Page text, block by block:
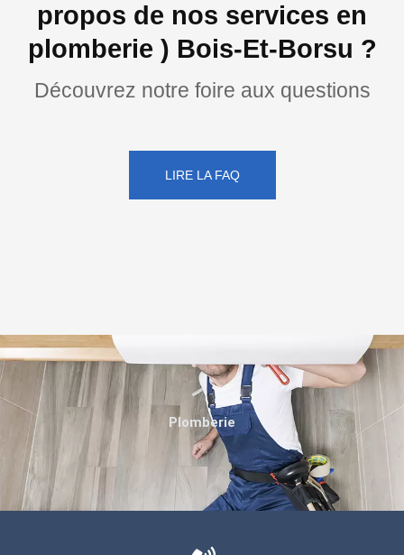
propos de nos services en
plomberie ) Bois-Et-Borsu ?
Découvrez notre foire aux questions
LIRE LA FAQ
Plomberie